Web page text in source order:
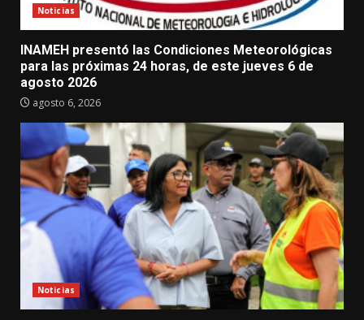
Noticias
INAMEH presentó las Condiciones Meteorológicas
para las próximas 24 horas, de este jueves 6 de
agosto 2026
agosto 6, 2026
Noticias